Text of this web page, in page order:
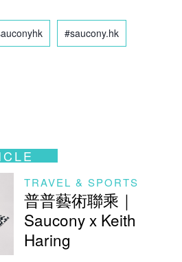
#saucony.hk
TRAVEL & SPORTS
普普藝術聯乘｜
Saucony x Keith
Haring